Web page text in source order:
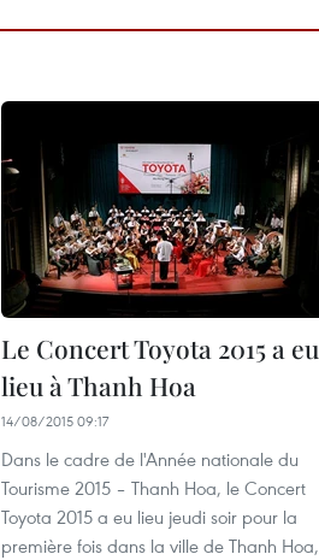
Le Concert Toyota 2015 a eu
lieu à Thanh Hoa
14/08/2015 09:17
Dans le cadre de l'Année nationale du
Tourisme 2015 – Thanh Hoa, le Concert
Toyota 2015 a eu lieu jeudi soir pour la
première fois dans la ville de Thanh Hoa,